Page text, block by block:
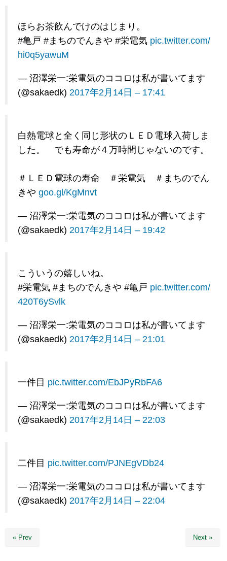
ほらお茶飲んでけのはじまり。
#亀戸 #まちのでんきや #栄電気 pic.twitter.com/
hi0q5yawuM
— 沼澤栄一:栄電気のココロは私が書いてます
(@sakaedk) 2017年2月14日 – 17:41
白熱電球と全く同じ形状のＬＥＤ電球入荷しま
した。 でも寿命が４万時間じゃないのです。
＃ＬＥＤ電球の寿命 ＃栄電気 ＃まちのでん
きや goo.gl/KgMnvt
— 沼澤栄一:栄電気のココロは私が書いてます
(@sakaedk) 2017年2月14日 – 19:42
こういうの嬉しいね。
#栄電気 #まちのでんきや #亀戸 pic.twitter.com/
420T6ySvlk
— 沼澤栄一:栄電気のココロは私が書いてます
(@sakaedk) 2017年2月14日 – 21:01
一件目 pic.twitter.com/EbJPyRbFA6
— 沼澤栄一:栄電気のココロは私が書いてます
(@sakaedk) 2017年2月14日 – 22:03
二件目 pic.twitter.com/PJNEgVDb24
— 沼澤栄一:栄電気のココロは私が書いてます
(@sakaedk) 2017年2月14日 – 22:04
« Prev Next »